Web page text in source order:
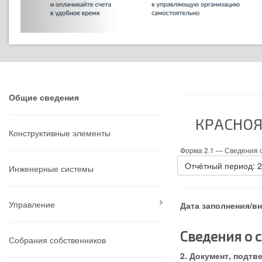
Общие сведения
Конструктивные элементы
Инженерные системы
Управление
Собрания собственников
Форма 2.1 —Сведения
Отчётный период:
Дата заполнения/
Сведения о
Документ,